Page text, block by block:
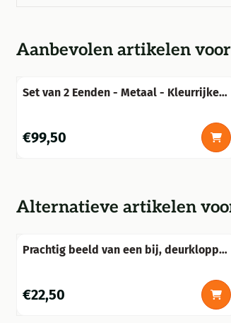
Aanbevolen artikelen
Set van 2 Eenden - Metaal - Kleurrijke
Prijs: 99,50
€99,50
Alternatieve artikelen
Prachtig beeld van een bij, deurklopper
Prijs: 22,50
€22,50